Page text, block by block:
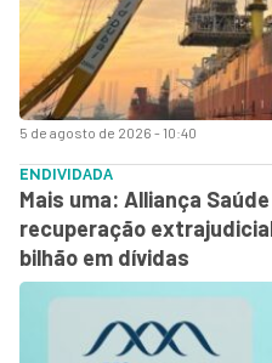
5 de agosto de 2026 - 10:40
ENDIVIDADA
Mais uma: Alliança
recuperação
bilhão em dívidas